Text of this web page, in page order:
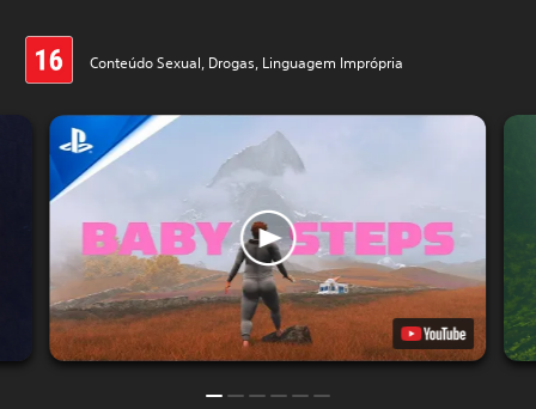
Conteúdo Sexual, Drogas, Linguagem Imprópria